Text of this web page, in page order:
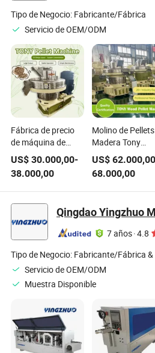
Tipo de Negocio: Fabricante/Fábrica
Servicio de OEM/ODM
Fábrica de precio
de máquina de
pellets de madera
de anillo de matriz
eficiente y
ambiental de China
Tony
US$30.000,00-
38.000,00
Molino de
Madera Tony
Máquina de
de Biomasa 2025
Nuevo Diseño
US$ 62.000,00
68.000,00
7 años·4.8
Tipo de Negocio: Fabricante/Fábrica
Servicio de OEM/ODM
Muestra Disponible